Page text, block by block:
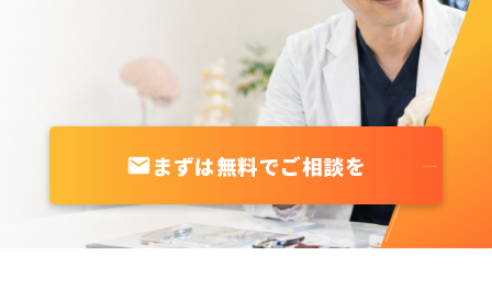
まずは無料でご相談を